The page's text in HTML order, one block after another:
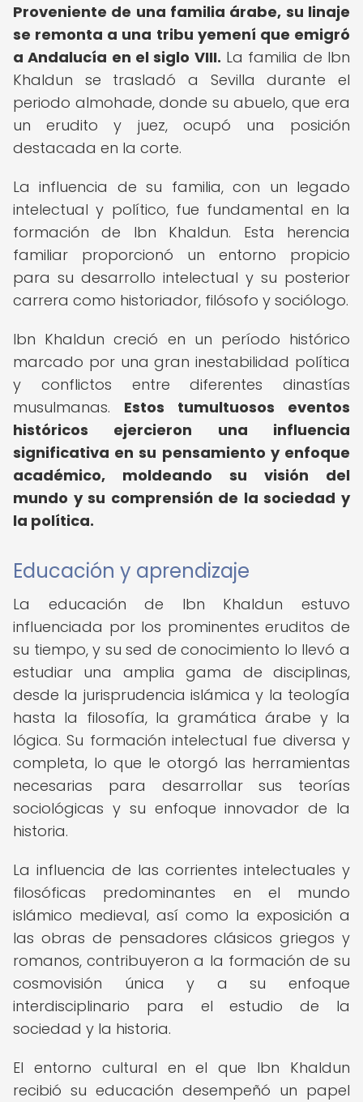
Proveniente de una familia árabe, su linaje
se remonta a una tribu yemení que emigró
a Andalucía en el siglo VIII. La familia de Ibn
Khaldun se trasladó a Sevilla durante el
periodo almohade, donde su abuelo, que era
un erudito y juez, ocupó una posición
destacada en la corte.
La influencia de su familia, con un legado
intelectual y político, fue fundamental en la
formación de Ibn Khaldun. Esta herencia
familiar proporcionó un entorno propicio
para su desarrollo intelectual y su posterior
carrera como historiador, filósofo y sociólogo.
Ibn Khaldun creció en un período histórico
marcado por una gran inestabilidad política
y conflictos entre diferentes dinastías
musulmanas. Estos tumultuosos eventos
históricos ejercieron una influencia
significativa en su pensamiento y enfoque
académico, moldeando su visión del
mundo y su comprensión de la sociedad y
la política.
Educación y aprendizaje
La educación de Ibn Khaldun estuvo
influenciada por los prominentes eruditos de
su tiempo, y su sed de conocimiento lo llevó a
estudiar una amplia gama de disciplinas,
desde la jurisprudencia islámica y la teología
hasta la filosofía, la gramática árabe y la
lógica. Su formación intelectual fue diversa y
completa, lo que le otorgó las herramientas
necesarias para desarrollar sus teorías
sociológicas y su enfoque innovador de la
historia.
La influencia de las corrientes intelectuales y
filosóficas predominantes en el mundo
islámico medieval, así como la exposición a
las obras de pensadores clásicos griegos y
romanos, contribuyeron a la formación de su
cosmovisión única y a su enfoque
interdisciplinario para el estudio de la
sociedad y la historia.
El entorno cultural en el que Ibn Khaldun
recibió su educación desempeñó un papel